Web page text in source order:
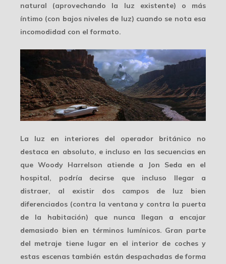
natural (aprovechando la luz existente) o más
íntimo (con bajos niveles de luz) cuando se nota esa
incomodidad con el formato.
La luz en interiores del operador británico no
destaca en absoluto, e incluso en las secuencias en
que Woody Harrelson atiende a Jon Seda en el
hospital, podría decirse que incluso llegar a
distraer, al existir dos campos de luz bien
diferenciados (contra la ventana y contra la puerta
de la habitación) que nunca llegan a encajar
demasiado bien en términos lumínicos. Gran parte
del metraje tiene lugar en el interior de coches y
estas escenas también están despachadas de forma